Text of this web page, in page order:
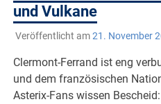
und Vulkane
Veröffentlicht am21. November
Clermont-Ferrand ist eng
und dem französischen
Asterix-Fans wissen